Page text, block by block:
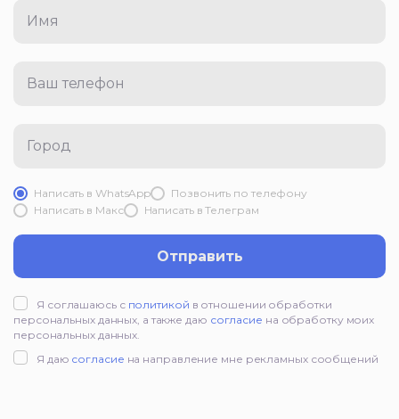
Имя
Ваш телефон
Город
Написать в WhatsApp
Позвонить по телефону
Написать в Mакс
Написать в Телеграм
Отправить
Я соглашаюсь с политикой в отношении обработки
персональных данных, а также даю согласие на обработку моих
персональных данных.
Я даю согласие на направление мне рекламных сообщений